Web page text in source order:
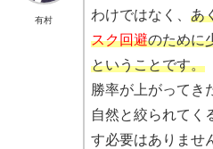
有村
わけではなく、 あ
スク回避のために
ということです。
勝率が上がってき
自然と絞られてく
す必要はありませ